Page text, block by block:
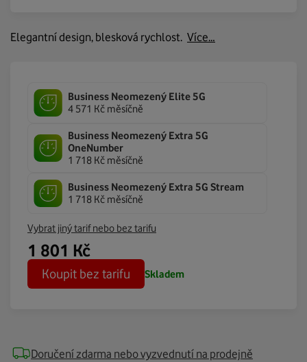
Elegantní design, blesková rychlost. Více…
Business Neomezený Elite 5G
4 571 Kč měsíčně
Business Neomezený Extra 5G
OneNumber
1 718 Kč měsíčně
Business Neomezený Extra 5G Stream
1 718 Kč měsíčně
Vybrat jiný tarif nebo bez tarifu
Koupit bez tarifu Skladem
1 801 Kč
Doručení zdarma nebo vyzvednutí na prodejně